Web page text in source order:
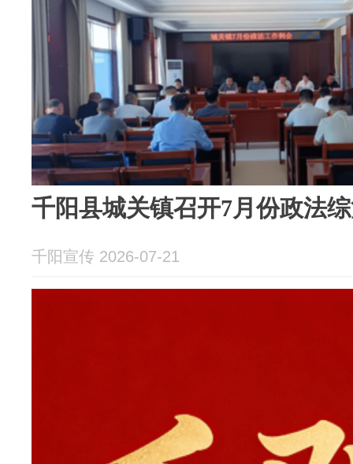
千阳县城关镇召开7月份政法
千阳宣传 2026-07-21